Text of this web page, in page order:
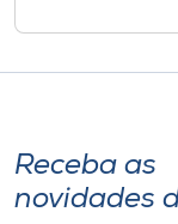
Editora
Receba as
novidades